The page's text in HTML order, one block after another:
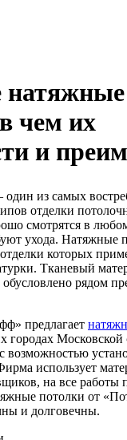
натяжные
чем их
и
из самых
отделки
смотрятся в
ухода. Натяжные
которых
Тканевый
рядом
предлагает
городах Московской
использует
на все работы
потолки от
и долговечны.